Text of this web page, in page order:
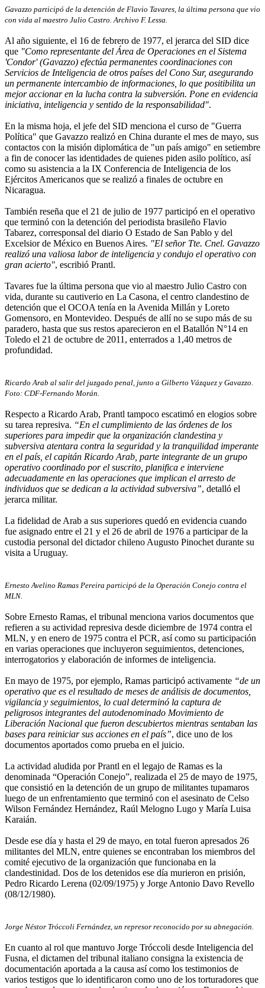
Gavazzo participó de la detención de Flavio Tavares, la última persona que vio
con vida al maestro Julio Castro. Archivo F. Lessa.
Al año siguiente, el 16 de febrero de 1977, el jerarca del SID dice
que "Como representante del Área de Operaciones en el Sistema
'Condor' (Gavazzo) efectúa permanentes coordinaciones con
Servicios de Inteligencia de otros países del Cono Sur, asegurando
un permanente intercambio de informaciones, lo que positibilita un
mejor accionar en la lucha contra la subversión. Pone en evidencia
iniciativa, inteligencia y sentido de la responsabilidad".
En la misma hoja, el jefe del SID menciona el curso de "Guerra
Política" que Gavazzo realizó en China durante el mes de mayo, sus
contactos con la misión diplomática de "un país amigo" en setiembre
a fin de conocer las identidades de quienes piden asilo político, así
como su asistencia a la IX Conferencia de Inteligencia de los
Ejércitos Americanos que se realizó a finales de octubre en
Nicaragua.
También reseña que el 21 de julio de 1977 participó en el operativo
que terminó con la detención del periodista brasileño Flavio
Tabarez, corresponsal del diario O Estado de San Pablo y del
Excelsior de México en Buenos Aires. "El señor Tte. Cnel. Gavazzo
realizó una valiosa labor de inteligencia y condujo el operativo con
gran acierto", escribió Prantl.
Tavares fue la última persona que vio al maestro Julio Castro con
vida, durante su cautiverio en La Casona, el centro clandestino de
detención que el OCOA tenía en la Avenida Millán y Loreto
Gomensoro, en Montevideo. Después de allí no se supo más de su
paradero, hasta que sus restos aparecieron en el Batallón N°14 en
Toledo el 21 de octubre de 2011, enterrados a 1,40 metros de
profundidad.
Ricardo Arab al salir del juzgado penal, junto a Gilberto Vázquez y Gavazzo.
Foto: CDF-Fernando Morán.
Respecto a Ricardo Arab, Prantl tampoco escatimó en elogios sobre
su tarea represiva. “En el cumplimiento de las órdenes de los
superiores para impedir que la organización clandestina y
subversiva atentara contra la seguridad y la tranquilidad imperante
en el país, el capitán Ricardo Arab, parte integrante de un grupo
operativo coordinado por el suscrito, planifica e interviene
adecuadamente en las operaciones que implican el arresto de
individuos que se dedican a la actividad subversiva”, detalló el
jerarca militar.
La fidelidad de Arab a sus superiores quedó en evidencia cuando
fue asignado entre el 21 y el 26 de abril de 1976 a participar de la
custodia personal del dictador chileno Augusto Pinochet durante su
visita a Uruguay.
Ernesto Avelino Ramas Pereira participó de la Operación Conejo contra el
MLN.
Sobre Ernesto Ramas, el tribunal menciona varios documentos que
refieren a su actividad represiva desde diciembre de 1974 contra el
MLN, y en enero de 1975 contra el PCR, así como su participación
en varias operaciones que incluyeron seguimientos, detenciones,
interrogatorios y elaboración de informes de inteligencia.
En mayo de 1975, por ejemplo, Ramas participó activamente “de un
operativo que es el resultado de meses de análisis de documentos,
vigilancia y seguimientos, lo cual determinó la captura de
peligrosos integrantes del autodenominado Movimiento de
Liberación Nacional que fueron descubiertos mientras sentaban las
bases para reiniciar sus acciones en el país”, dice uno de los
documentos aportados como prueba en el juicio.
La actividad aludida por Prantl en el legajo de Ramas es la
denominada “Operación Conejo”, realizada el 25 de mayo de 1975,
que consistió en la detención de un grupo de militantes tupamaros
luego de un enfrentamiento que terminó con el asesinato de Celso
Wilson Fernández Hernández, Raúl Melogno Lugo y María Luisa
Karaián.
Desde ese día y hasta el 29 de mayo, en total fueron apresados 26
militantes del MLN, entre quienes se encontraban los miembros del
comité ejecutivo de la organización que funcionaba en la
clandestinidad. Dos de los detenidos ese día murieron en prisión,
Pedro Ricardo Lerena (02/09/1975) y Jorge Antonio Davo Revello
(08/12/1980).
Jorge Néstor Tróccoli Fernández, un represor reconocido por su abnegación.
En cuanto al rol que mantuvo Jorge Tróccoli desde Inteligencia del
Fusna, el dictamen del tribunal italiano consigna la existencia de
documentación aportada a la causa así como los testimonios de
varios testigos que lo identificaron como uno de los torturadores que